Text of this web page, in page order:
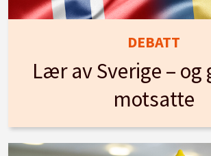
DEBATT
Lær av Sverige – og
motsatte